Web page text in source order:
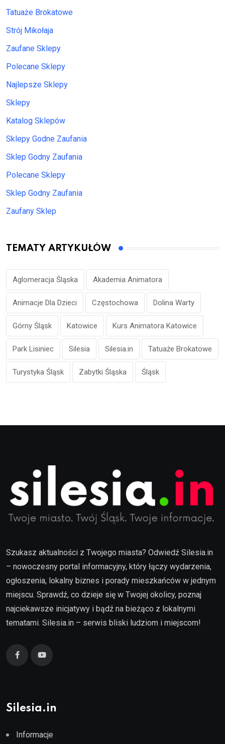
Tatuaże Brokatowe
Strój Mikołaja
Zaufane Sklepy
Polecane Sklepy
Najlepsze Sklepy
Sklepy
Katalog Sklepów
Sklepy Godne Zaufania
Sklep Godny Zaufania
Polecane Sklepy
Sklep Godny Zaufania
Zaufany Sklep
TEMATY ARTYKUŁÓW
Aglomeracja Śląska Akademia Animatora
Animacje Dla Dzieci Częstochowa Dolina Warty
Górny Śląsk Katowice Kurs Animatora Katowice
Park Lisiniec Silesia Silesia.in Tatuaże Brokatowe
Turystyka Śląsk Zabytki Śląska Śląsk
Szukasz aktualności z Twojego miasta? Odwiedź Silesia.in
– nowoczesny portal informacyjny, który łączy wydarzenia,
ogłoszenia, lokalny biznes i porady mieszkańców w jednym
miejscu. Sprawdź, co dzieje się w Twojej okolicy, poznaj
najciekawsze inicjatywy i bądź na bieżąco z lokalnymi
tematami. Silesia.in – serwis bliski ludziom i miejscom!
Silesia.in
Informacje